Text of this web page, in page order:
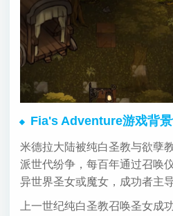
Fia's Adventure游戏背
米德拉大陆被纯白圣教与欲孽
派世代纷争，每百年通过召唤
异世界圣女或魔女，成功者主导
上一世纪纯白圣教召唤圣女成